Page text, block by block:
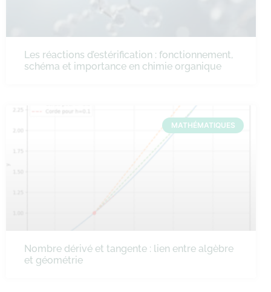
Les réactions d’estérification : fonctionnement,
schéma et importance en chimie organique
MATHÉMATIQUES
Nombre dérivé et tangente : lien entre algèbre
et géométrie